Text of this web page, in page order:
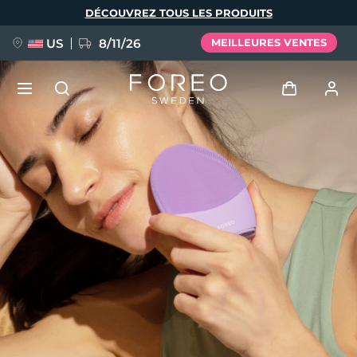
DÉCOUVREZ TOUS LES PRODUITS
US 8/11/26 MEILLEURES VENTES
Profil de l'utilisateur
Mes appareils
Mes commandes
Mes adresses
Mes abonnements
NOUVEAU
FAQ™ Pure Beauty-Tech Elixir
BREAKING NEWS
issa™ Teeth Whitening Set
Langue
English Deutsch
Español
Français
Italiano
Português
Svenska
Русский
Türkçe
简体中文 繁體中文